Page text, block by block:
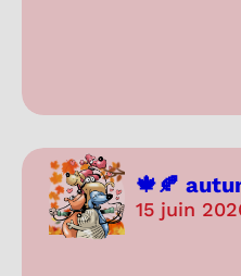
🍁🍂
15 juin